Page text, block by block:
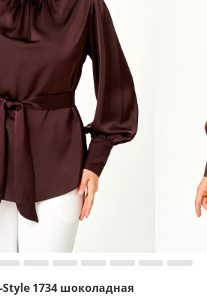
1734 шоколадная